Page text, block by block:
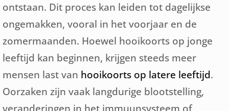
ontstaan. Dit proces kan leiden tot dagelijkse
ongemakken, vooral in het voorjaar en de
zomermaanden. Hoewel hooikoorts op jonge
leeftijd kan beginnen, krijgen steeds meer
mensen last van hooikoorts op latere leeftijd.
Oorzaken zijn vaak langdurige blootstelling,
veranderingen in het immuunsysteem of